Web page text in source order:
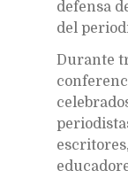
defensa
del
Durante